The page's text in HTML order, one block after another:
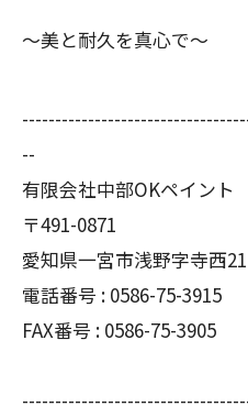
～美と耐久を真心で～
--
有限会社中部OKペイント
〒491-0871
愛知県一宮市浅野字寺西21
電話番号 : 0586-75-3915
FAX番号 : 0586-75-3905